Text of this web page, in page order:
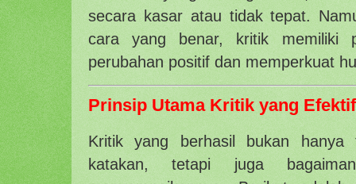
secara kasar atau tidak tepat.
cara yang benar, kritik memiliki
perubahan positif dan memperkuat
Prinsip Utama Kritik yang Efektif
Kritik yang berhasil bukan
katakan, tetapi juga